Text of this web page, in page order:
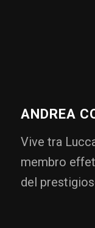
ANDREA
Vive tra
membro
del